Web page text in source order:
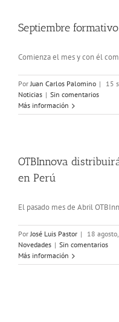
Septiembre formativo
Comienza el mes y con él
Por Juan Carlos Palomino | 15
Noticias | Sin comentarios
Más información
OTBInnova
en Perú
El pasado mes de Abril
Por José Luis Pastor | 18
Novedades | Sin comentarios
Más información